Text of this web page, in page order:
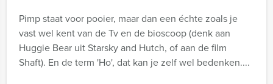
Pimp staat voor pooier, maar dan een échte zoals je
vast wel kent van de Tv en de bioscoop (denk aan
Huggie Bear uit Starsky and Hutch, of aan de film
Shaft). En de term 'Ho', dat kan je zelf wel bedenken....